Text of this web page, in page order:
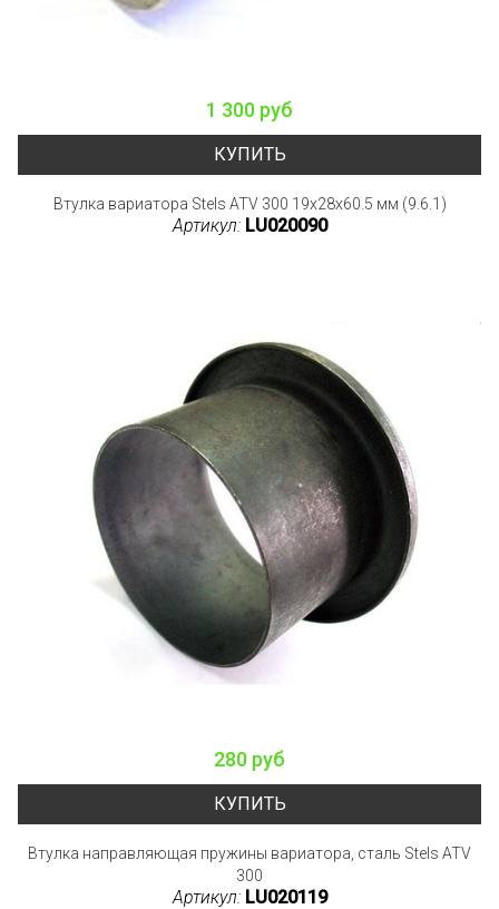
1 300 руб
КУПИТЬ
Втулка вариатора Stels ATV 300 19x28x60.5 мм (9.6.1)
Артикул: LU020090
280 руб
КУПИТЬ
Втулка направляющая пружины вариатора, сталь Stels ATV
300
Артикул: LU020119